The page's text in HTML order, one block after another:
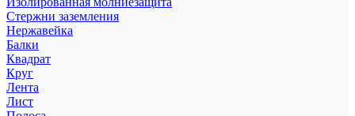
Стержни заземления
Нержавейка
Балки
Квадрат
Круг
Лента
Лист